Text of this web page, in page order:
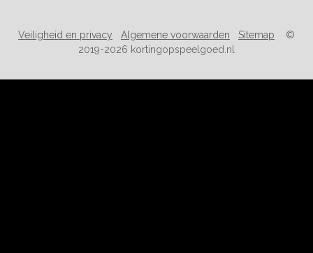
Veiligheid en privacy Algemene voorwaarden Sitemap ©
2019-2026 kortingopspeelgoed.nl